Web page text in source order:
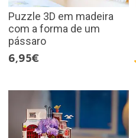
Puzzle 3D em madeira
com a forma de um
pássaro
6,95€